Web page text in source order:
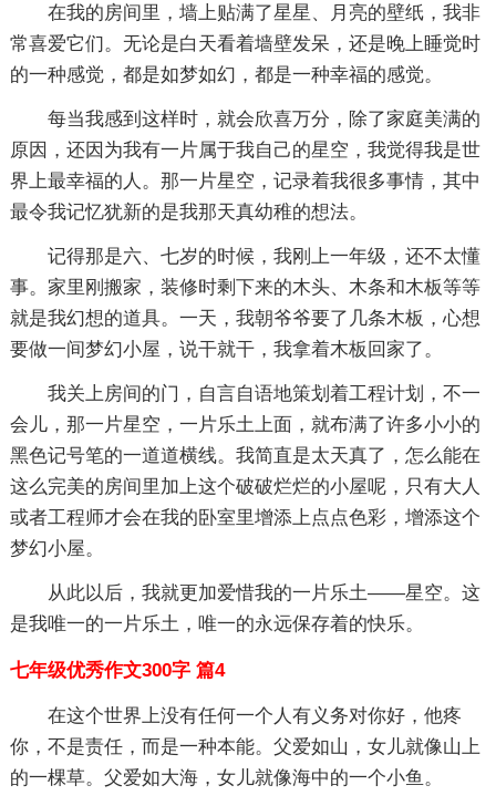
在我的房间里，墙上贴满了星星、月亮的壁纸，我非
常喜爱它们。无论是白天看着墙壁发呆，还是晚上睡觉时
的一种感觉，都是如梦如幻，都是一种幸福的感觉。
每当我感到这样时，就会欣喜万分，除了家庭美满的
原因，还因为我有一片属于我自己的星空，我觉得我是世
界上最幸福的人。那一片星空，记录着我很多事情，其中
最令我记忆犹新的是我那天真幼稚的想法。
记得那是六、七岁的时候，我刚上一年级，还不太懂
事。家里刚搬家，装修时剩下来的木头、木条和木板等等
就是我幻想的道具。一天，我朝爷爷要了几条木板，心想
要做一间梦幻小屋，说干就干，我拿着木板回家了。
我关上房间的门，自言自语地策划着工程计划，不一
会儿，那一片星空，一片乐土上面，就布满了许多小小的
黑色记号笔的一道道横线。我简直是太天真了，怎么能在
这么完美的房间里加上这个破破烂烂的小屋呢，只有大人
或者工程师才会在我的卧室里增添上点点色彩，增添这个
梦幻小屋。
从此以后，我就更加爱惜我的一片乐土——星空。这
是我唯一的一片乐土，唯一的永远保存着的快乐。
七年级优秀作文300字 篇4
在这个世界上没有任何一个人有义务对你好，他疼
你，不是责任，而是一种本能。父爱如山，女儿就像山上
的一棵草。父爱如大海，女儿就像海中的一个小鱼。